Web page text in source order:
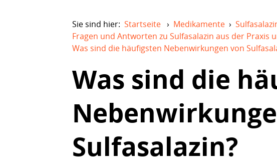
Sie sind hier: Startseite › Medikamente ›
Fragen und Antworten zu Sulfasalazin aus der Praxis
Was sind die häufigsten Nebenwirkungen von
Was sind die
Sulfasalazin?